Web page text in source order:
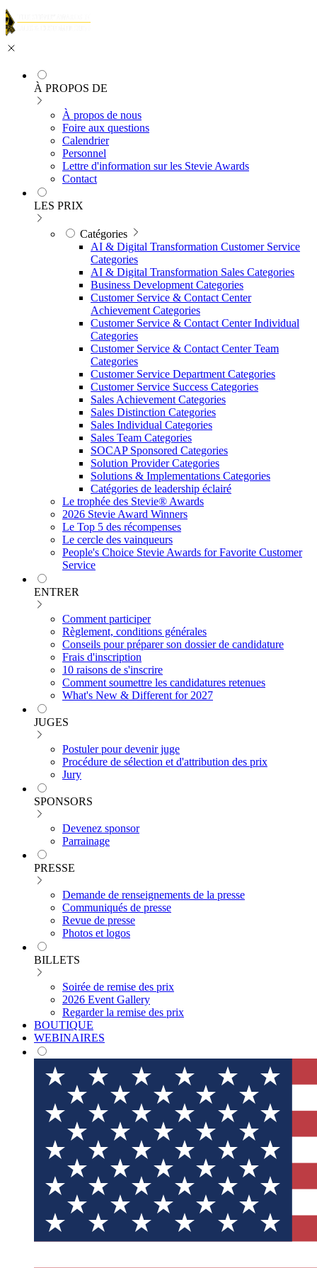
À PROPOS DE
À propos de nous
Foire aux questions
Calendrier
Personnel
Lettre d'information sur les Stevie Awards
Contact
LES PRIX
Catégories
AI & Digital Transformation Customer Service
Categories
AI & Digital Transformation Sales Categories
Business Development Categories
Customer Service & Contact Center
Achievement Categories
Customer Service & Contact Center Individual
Categories
Customer Service & Contact Center Team
Categories
Customer Service Department Categories
Customer Service Success Categories
Sales Achievement Categories
Sales Distinction Categories
Sales Individual Categories
Sales Team Categories
SOCAP Sponsored Categories
Solution Provider Categories
Solutions & Implementations Categories
Catégories de leadership éclairé
Le trophée des Stevie® Awards
2026 Stevie Award Winners
Le Top 5 des récompenses
Le cercle des vainqueurs
People's Choice Stevie Awards for Favorite Customer
Service
ENTRER
Comment participer
Règlement, conditions générales
Conseils pour préparer son dossier de candidature
Frais d'inscription
10 raisons de s'inscrire
Comment soumettre les candidatures retenues
What's New & Different for 2027
JUGES
Postuler pour devenir juge
Procédure de sélection et d'attribution des prix
Jury
SPONSORS
Devenez sponsor
Parrainage
PRESSE
Demande de renseignements de la presse
Communiqués de presse
Revue de presse
Photos et logos
BILLETS
Soirée de remise des prix
2026 Event Gallery
Regarder la remise des prix
BOUTIQUE
WEBINAIRES